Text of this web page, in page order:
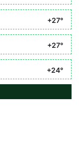
+27°
+27°
+24°